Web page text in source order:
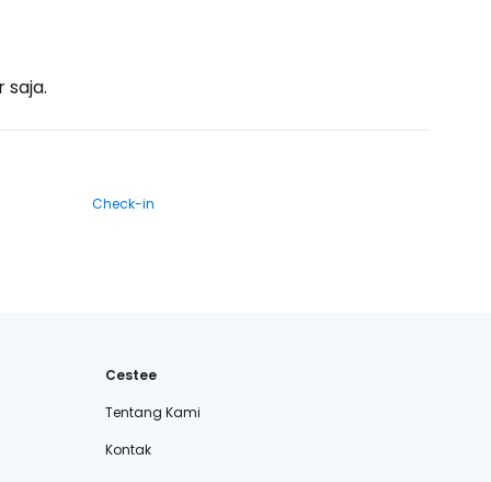
Check-in
Cestee
Tentang Kami
Kontak